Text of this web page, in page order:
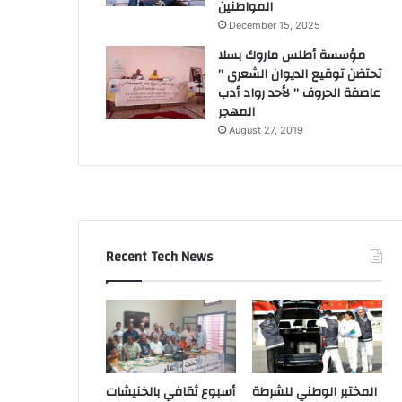
المواطنين
December 15, 2025
مؤسسة أطلس ماروك بسلا
تحتضن توقيع الديوان الشعري ”
عاصفة الحروف ” لأحد رواد أدب
المهجر
August 27, 2019
Recent Tech News
أسبوع ثقافي بالخنيشات
المختبر الوطني للشرطة